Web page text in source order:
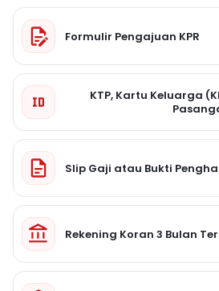
Formulir Pengajuan KPR
KTP, Kartu Keluarga
Slip Gaji atau Bukti
Rekening Koran 3 Bulan